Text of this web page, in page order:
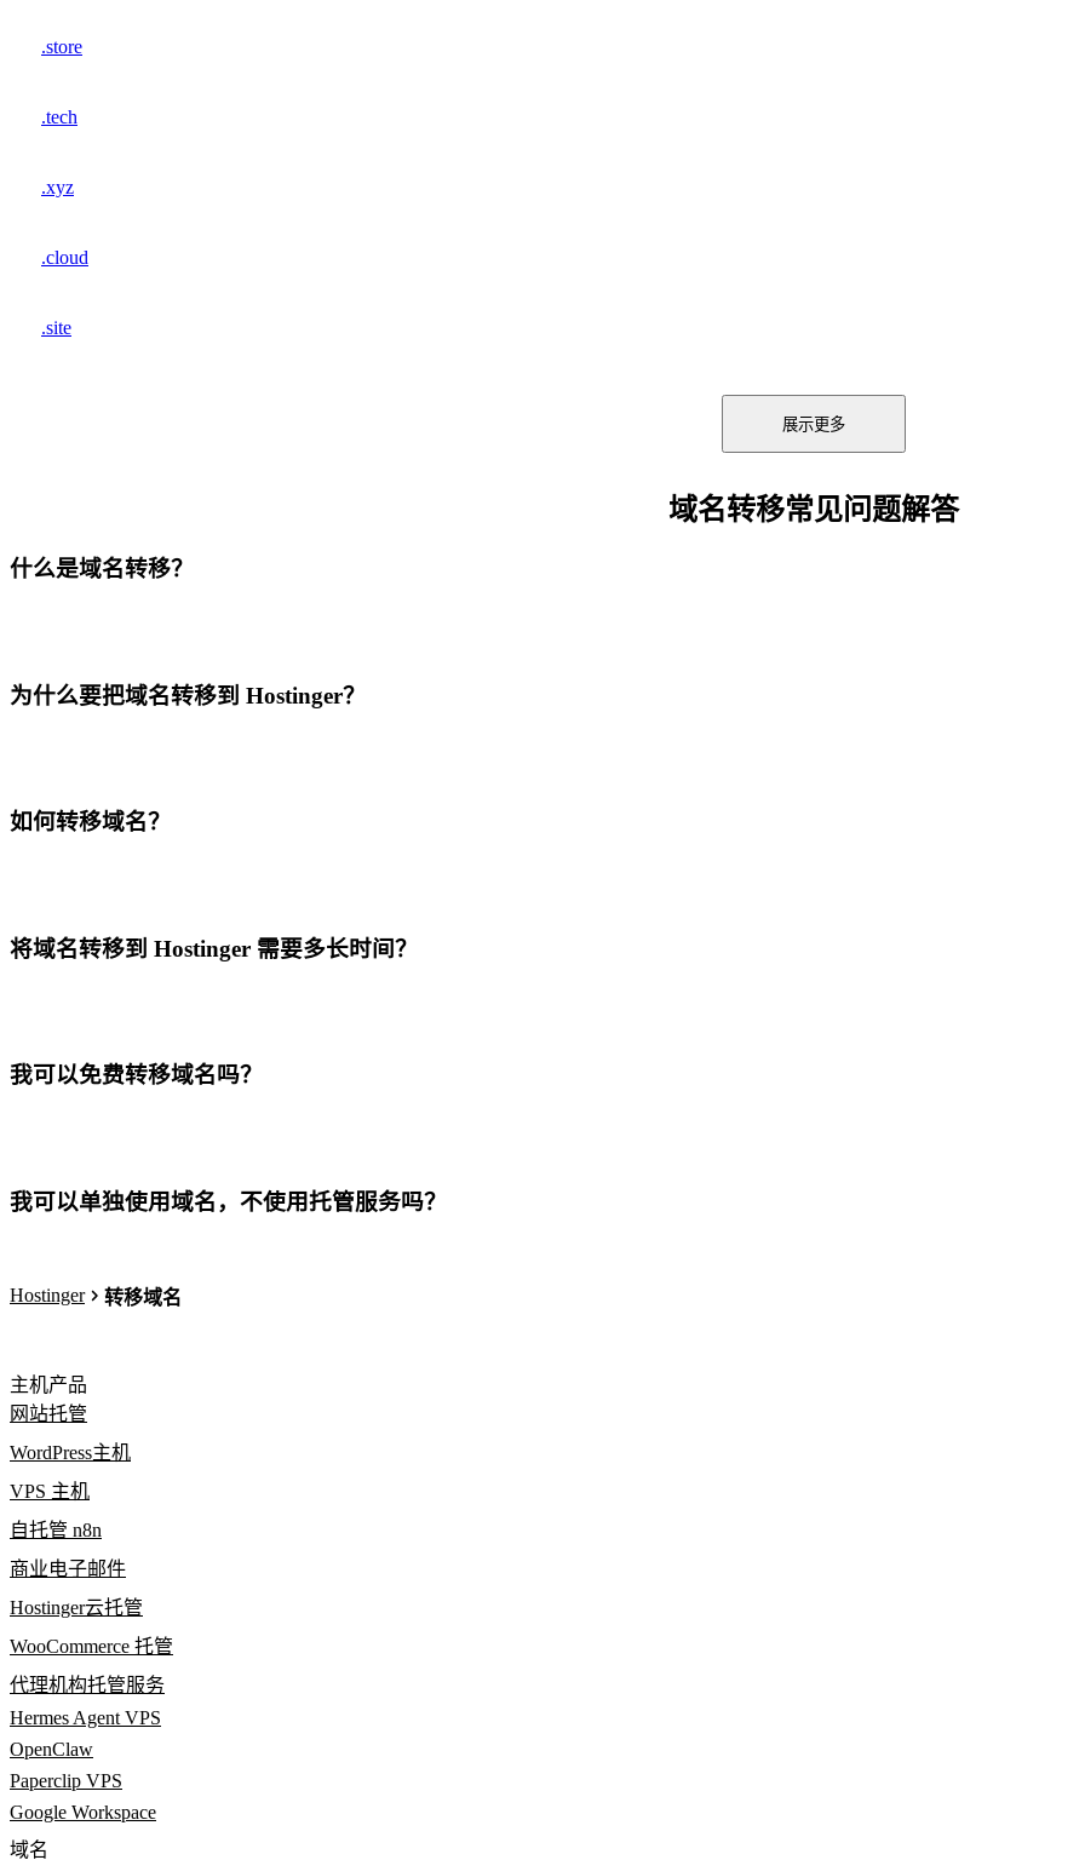
.store
.tech
.xyz
.cloud
.site
展示更多
域名转移常见问题解答
什么是域名转移？
为什么要把域名转移到 Hostinger？
如何转移域名？
将域名转移到 Hostinger 需要多长时间？
我可以免费转移域名吗？
我可以单独使用域名，不使用托管服务吗？
Hostinger 转移域名
主机产品
网站托管
WordPress主机
VPS 主机
自托管 n8n
商业电子邮件
Hostinger云托管
WooCommerce 托管
代理机构托管服务
Hermes Agent VPS
OpenClaw
Paperclip VPS
Google Workspace
域名